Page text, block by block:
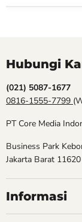
Hubungi
(021) 5087-1677
0816-1555-7799
PT Core Media
Business Park
Jakarta Barat 11620
Informasi